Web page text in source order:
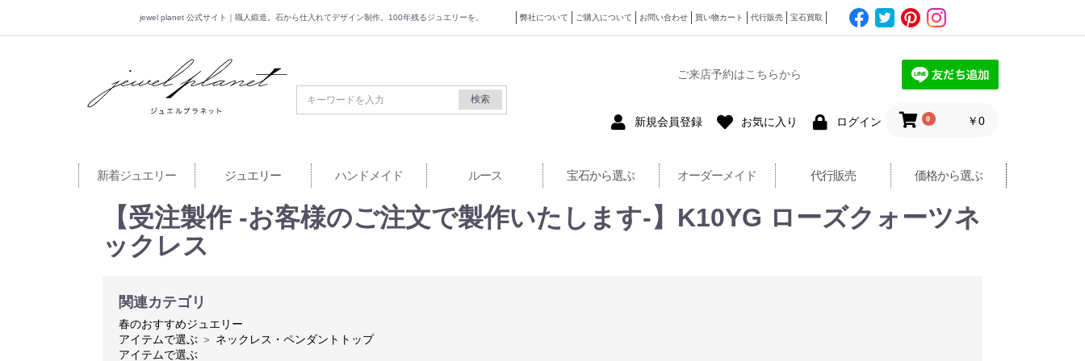
jewel planet 公式サイト｜職人鍛造。石から仕入れてデザイン制作。100年残るジュエリーを。 弊社について ご購入について お問い合わせ 買い物カート 代行販売 宝石買取
jewel planet 公式サイト
検索
ご来店予約はこちらから
新規会員登録 お気に入り ログイン 0 ￥0
新着ジュエリー ジュエリー ハンドメイド ルース 宝石から選ぶ オーダーメイド 代行販売 価格から選ぶ
【受注製作 -お客様のご注文で製作いたします-】K10YG ローズクォーツネ
ックレス
関連カテゴリ
春のおすすめジュエリー
アイテムで選ぶ ＞ ネックレス・ペンダントトップ
アイテムで選ぶ